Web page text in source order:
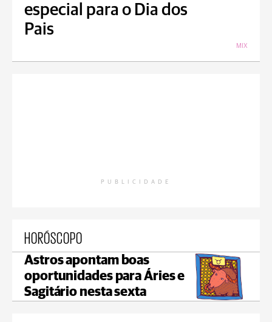
especial para o Dia dos
Pais
MIX
PUBLICIDADE
HORÓSCOPO
Astros apontam boas
oportunidades para Áries e
Sagitário nesta sexta